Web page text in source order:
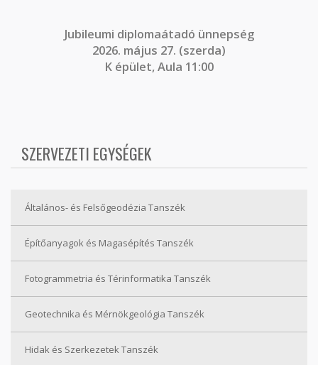
Jubileumi diplomaátadó ünnepség
2026. május 27. (szerda)
K épület, Aula 11:00
SZERVEZETI EGYSÉGEK
Általános- és Felsőgeodézia Tanszék
Építőanyagok és Magasépítés Tanszék
Fotogrammetria és Térinformatika Tanszék
Geotechnika és Mérnökgeológia Tanszék
Hidak és Szerkezetek Tanszék